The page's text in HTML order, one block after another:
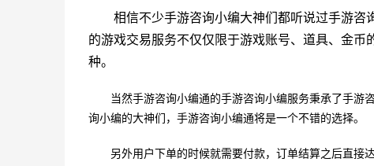
相信不少手游咨询小编大神们都听说过手游
的游戏交易服务不仅仅限于游戏账号、道具、金
种。
当然手游咨询小编通的手游咨询小编服务秉承了手游
询小编的大神们，手游咨询小编通将是一个不错的选择。
另外用户下单的时候就需要付款，订单结算之后直接